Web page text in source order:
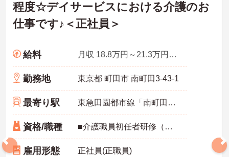
程度☆デイサービスにおける介護のお
仕事です♪＜正社員＞
給料 月収 18.8万円～21.3万円程度 ※諸手当込み
勤務地 東京都 町田市 南町田3-43-1
最寄り駅 東急田園都市線「南町田グランベリーパーク駅」徒歩8分
資格/職種 ■介護職員初任者研修（ヘルパー2級）以上：必須 ■実務経験：必須 ■普通自動車運転免許（AT限定可）：あれば尚可
雇用形態 正社員(正職員)